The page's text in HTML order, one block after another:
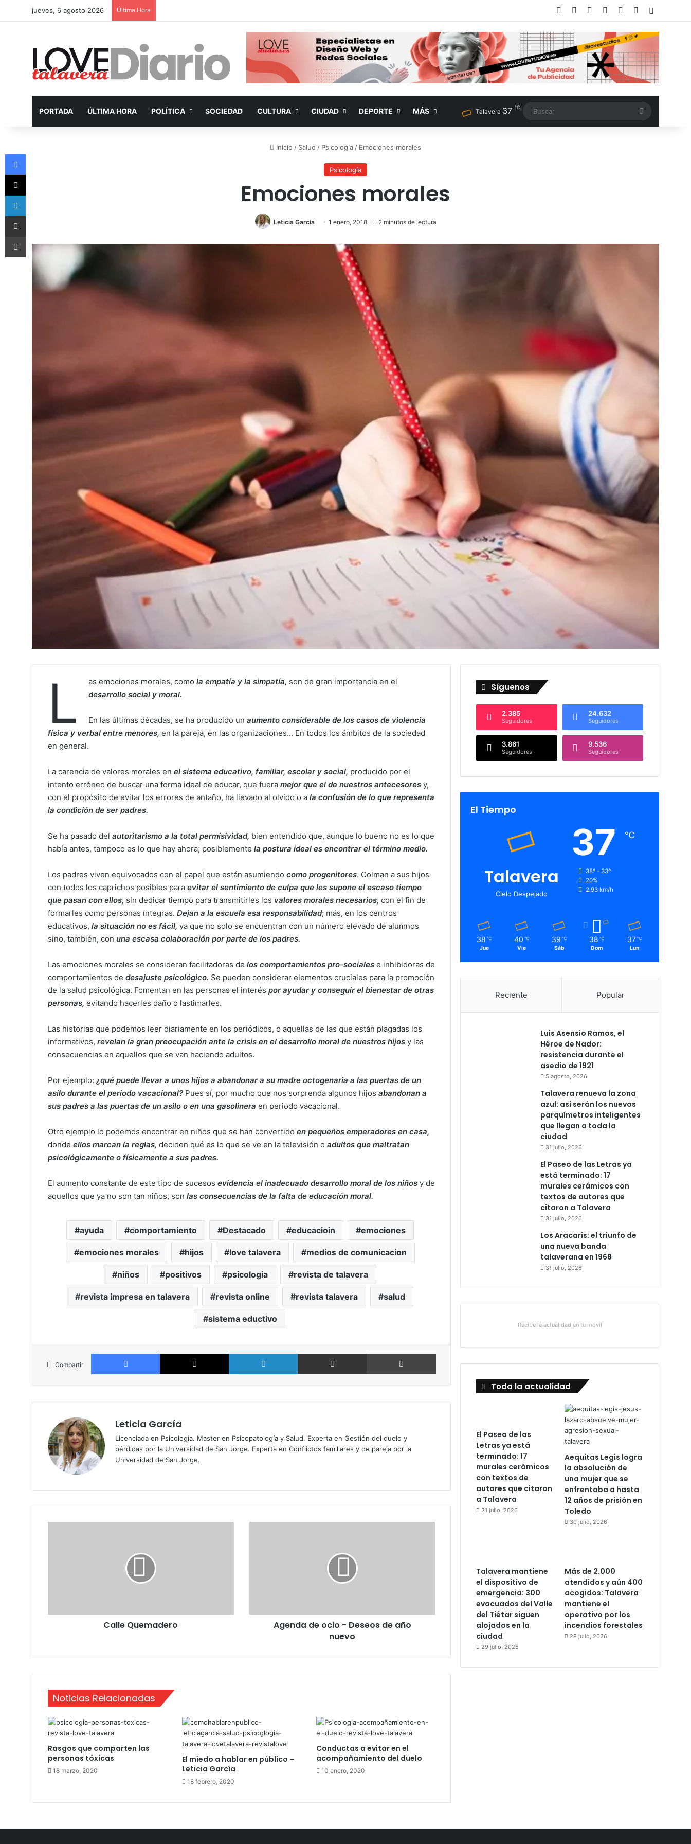
jueves, 6 agosto 2026 Última Hora Facebook LinkedInInstagram
TikTokRSS
PORTADA ÚLTIMA HORA POLÍTICA SOCIEDAD CULTURA CIUDAD DEPORTE MÁS Talavera 37 ℃
Inicio / Salud / Psicología / Emociones morales
Psicología
Emociones morales
Leticia García 1 enero, 2018 2 minutos de lectura
L as emociones morales, como la empatía y la simpatía, son de gran importancia en el
desarrollo social y moral.
En las últimas décadas, se ha producido un aumento considerable de los casos de violencia
física y verbal entre menores, en la pareja, en las organizaciones… En todos los ámbitos de la sociedad
en general.
La carencia de valores morales en el sistema educativo, familiar, escolar y social, producido por el
intento erróneo de buscar una forma ideal de educar, que fuera mejor que el de nuestros antecesores y,
con el propósito de evitar los errores de antaño, ha llevado al olvido o a la confusión de lo que representa
la condición de ser padres.
Se ha pasado del autoritarismo a la total permisividad, bien entendido que, aunque lo bueno no es lo que
había antes, tampoco es lo que hay ahora; posiblemente la postura ideal es encontrar el término medio.
Los padres viven equivocados con el papel que están asumiendo como progenitores. Colman a sus hijos
con todos los caprichos posibles para evitar el sentimiento de culpa que les supone el escaso tiempo
que pasan con ellos, sin dedicar tiempo para transmitirles los valores morales necesarios, con el fin de
formarles como personas íntegras. Dejan a la escuela esa responsabilidad; más, en los centros
educativos, la situación no es fácil, ya que no solo se encuentran con un número elevado de alumnos
sino, también, con una escasa colaboración por parte de los padres.
Las emociones morales se consideran facilitadoras de los comportamientos pro-sociales e inhibidoras de
comportamientos de desajuste psicológico. Se pueden considerar elementos cruciales para la promoción
de la salud psicológica. Fomentan en las personas el interés por ayudar y conseguir el bienestar de otras
personas, evitando hacerles daño o lastimarles.
Las historias que podemos leer diariamente en los periódicos, o aquellas de las que están plagadas los
informativos, revelan la gran preocupación ante la crisis en el desarrollo moral de nuestros hijos y las
consecuencias en aquellos que se van haciendo adultos.
Por ejemplo: ¿qué puede llevar a unos hijos a abandonar a su madre octogenaria a las puertas de un
asilo durante el periodo vacacional? Pues sí, por mucho que nos sorprenda algunos hijos abandonan a
sus padres a las puertas de un asilo o en una gasolinera en periodo vacacional.
Otro ejemplo lo podemos encontrar en niños que se han convertido en pequeños emperadores en casa,
donde ellos marcan la reglas, deciden qué es lo que se ve en la televisión o adultos que maltratan
psicológicamente o físicamente a sus padres.
El aumento constante de este tipo de sucesos evidencia el inadecuado desarrollo moral de los niños y de
aquellos que ya no son tan niños, son las consecuencias de la falta de educación moral.
ayuda comportamiento Destacado educacioin emociones
emociones morales hijos love talavera medios de comunicacion
niños positivos psicologia revista de talavera
revista impresa en talavera revista online revista talavera salud
sistema eductivo
Compartir
Facebook X LinkedIn Compartir por Email
Leticia García
Licenciada en Psicología. Master en Psicopatología y Salud. Experta en Gestión del duelo y
pérdidas por la Universidad de San Jorge. Experta en Conflictos familiares y de pareja por la
Universidad de San Jorge.
m
r
Calle Quemadero
o
-
s
d
e
o
Agenda de ocio - Deseos de año
nuevo
Noticias Relacionadas
Rasgos que comparten las
personas tóxicas
18 marzo, 2020
El miedo a hablar en público –
Leticia García
18 febrero, 2020
Conductas a evitar en el
acompañamiento del duelo
10 enero, 2020
Síguenos
2.385
Seguidores
24.632
Seguidores
3.861
Seguidores
9.536
Seguidores
El Tiempo
Talavera
Cielo Despejado
37 ℃
38º - 33º
20%
2.93 km/h
38 ℃
Jue
40 ℃
Vie
39 ℃
Sáb
38 ℃
Dom
37 ℃
Lun
Reciente Popular
Luis Asensio Ramos, el
Héroe de Nador:
resistencia durante el
asedio de 1921
5 agosto, 2026
Talavera renueva la zona
azul: así serán los nuevos
parquímetros inteligentes
que llegan a toda la
ciudad
31 julio, 2026
El Paseo de las Letras ya
está terminado: 17
murales cerámicos con
textos de autores que
citaron a Talavera
31 julio, 2026
Los Aracaris: el triunfo de
una nueva banda
talaverana en 1968
31 julio, 2026
Recibe la actualidad en tu móvil
Toda la actualidad
El Paseo de las
Letras ya está
terminado: 17
murales cerámicos
con textos de
autores que citaron
a Talavera
31 julio, 2026
Aequitas Legis logra
la absolución de
una mujer que se
enfrentaba a hasta
12 años de prisión en
Toledo
30 julio, 2026
Talavera mantiene
el dispositivo de
emergencia: 300
evacuados del Valle
del Tiétar siguen
alojados en la
ciudad
29 julio, 2026
Más de 2.000
atendidos y aún 400
acogidos: Talavera
mantiene el
operativo por los
incendios forestales
28 julio, 2026